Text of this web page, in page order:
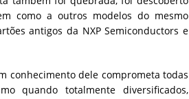
como a outros modelos do mesmo
antigos da NXP Semiconductors e
conhecimento dele comprometa todas
quando totalmente diversificados,